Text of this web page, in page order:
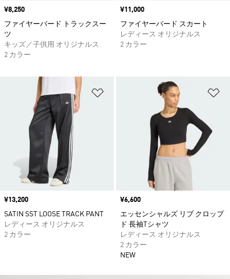
価格
¥8,250
ファイヤーバード トラックスー
ツ
キッズ／子供用 オリジナルス
2 カラー
価格
¥11,000
ファイヤーバード スカート
レディース オリジナルス
2 カラー
ほしいものリストに追加
価格
¥13,200
SATIN SST LOOSE TRACK PANT
レディース オリジナルス
2 カラー
価格
¥6,600
エッセンシャルズ リブ クロップ
ド 長袖Tシャツ
レディース オリジナルス
2 カラー
NEW